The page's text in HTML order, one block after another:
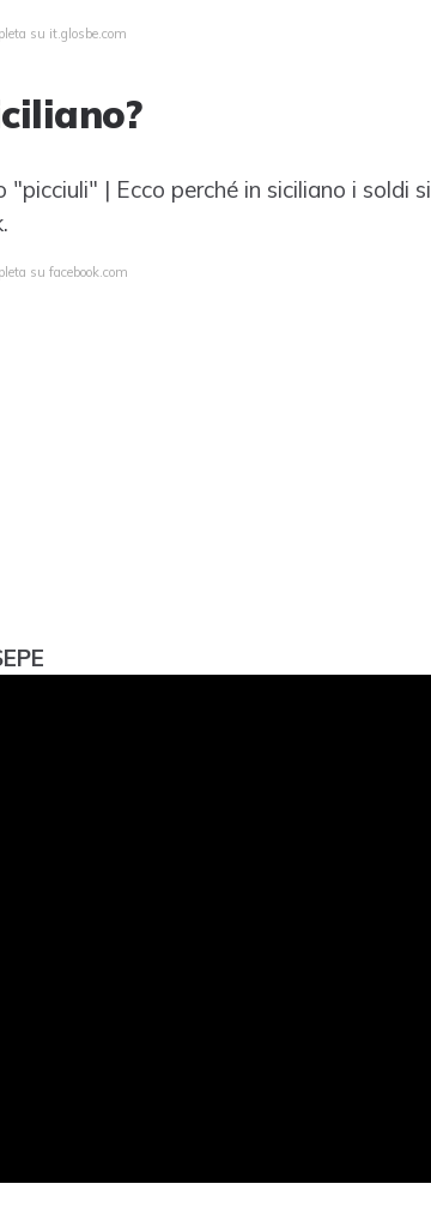
su it.glosbe.com
| Ecco perché in siciliano i soldi si
su facebook.com